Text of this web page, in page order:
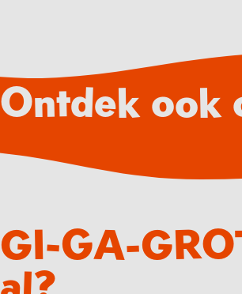
Ontdek ook
GI-GA-